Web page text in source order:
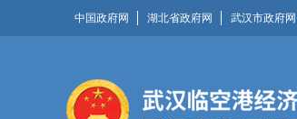
中国政府网 湖北省政府网 武汉市政府网